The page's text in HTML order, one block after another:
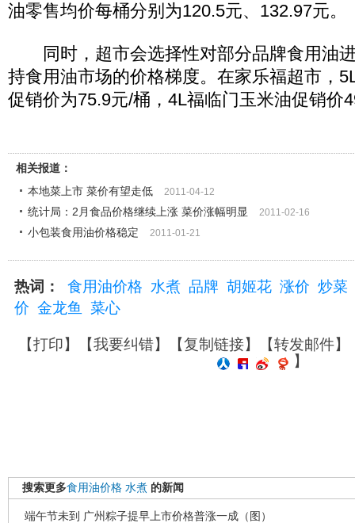
油零售均价每桶分别为120.5元、132.97元。
同时，超市会选择性对部分品牌食用油
持食用油市场的价格梯度。在家乐福超市，
促销价为75.9元/桶，4L福临门玉米油促销价
相关报道：
本地菜上市 菜价有望走低
2011-04-12
统计局：2月食品价格继续上涨 菜价涨幅明显 2011-02-16
小包装食用油价格稳定 2011-01-21
热词： 食用油价格 水煮 品牌 胡姬花 涨价 炒菜
价 金龙鱼 菜心
【打印】【我要纠错】【复制链接】【转发邮件】
】
搜索更多食用油价格 水煮 的新闻
端午节未到 广州粽子提早上市价格普涨一成（图）